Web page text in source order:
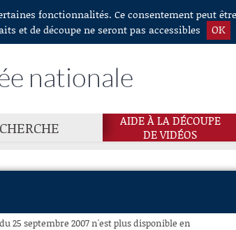
fonctionnalités. Ce consentement peut
et de découpe ne seront pas accessibles
OK
nationale
AIDE À LA DÉCOUPE
DE VIDÉOS
25 septembre 2007 n'est plus disponible en